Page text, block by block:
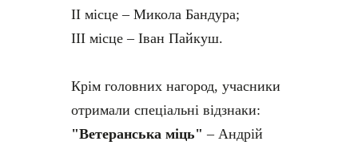
ІІ місце – Микола Бандура;
ІІІ місце – Іван Пайкуш.
Крім головних нагород, учасники
отримали спеціальні відзнаки:
"Ветеранська міць" – Андрій